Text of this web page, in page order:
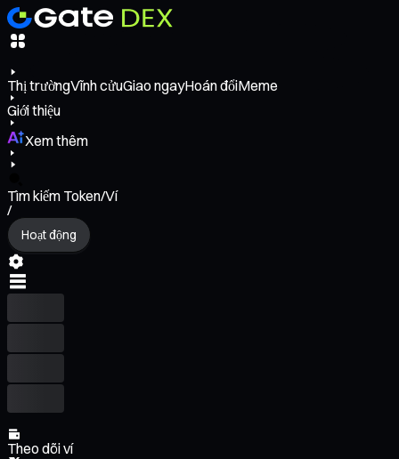
Thị trườngVĩnh cửuGiao ngayHoán đổiMeme
Giới thiệu
Xem thêm
Tìm kiếm Token/Ví
/
Hoạt động
Theo dõi ví